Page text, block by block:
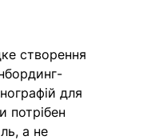
створення
для
потрібен
а не